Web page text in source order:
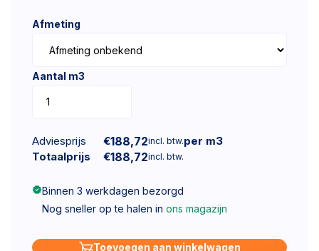
Afmeting
Aantal m3
Adviesprijs €188,72incl. btw.per m3
Totaalprijs
€188,72incl. btw.
Binnen 3 werkdagen bezorgd
Nog sneller op te halen in ons magazijn
Toevoegen aan winkelwagen